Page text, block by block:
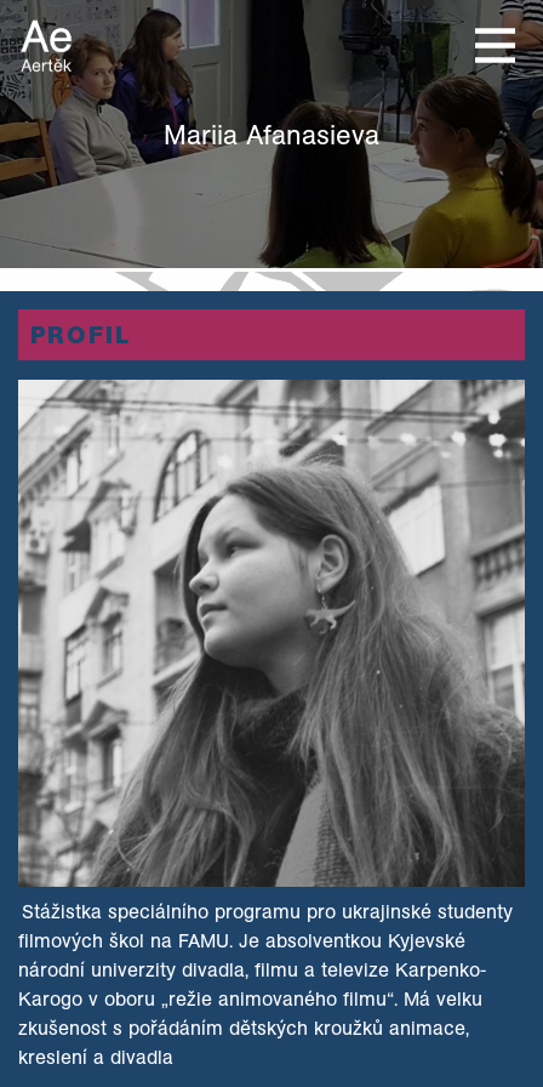
Mariia Afanasieva
PROFIL
Stážistka speciálního programu pro ukrajinské studenty
filmových škol na FAMU. Je absolventkou Kyjevské
národní univerzity divadla, filmu a televize Karpenko-
Karogo v oboru „režie animovaného filmu“. Má velku
zkušenost s pořádáním dětských kroužků animace,
kreslení a divadla